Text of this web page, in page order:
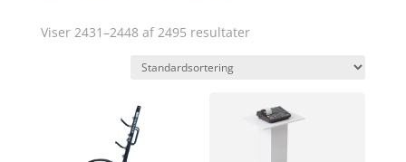
Viser 2431–2448 af 2495 resultater